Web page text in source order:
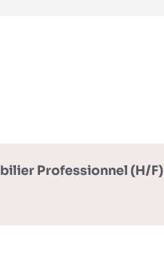
Professionnel (H/F)